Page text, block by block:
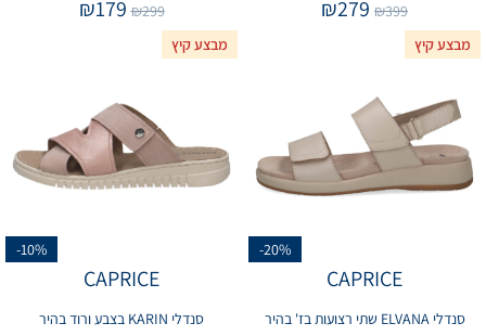
₪399
₪279
₪299
₪179
מבצע קיץ
-20%
CAPRICE
סנדלי ELVANA שתי רצועות בז' בהיר
מבצע קיץ
-10%
CAPRICE
סנדלי KARIN בצבע ורוד בהיר